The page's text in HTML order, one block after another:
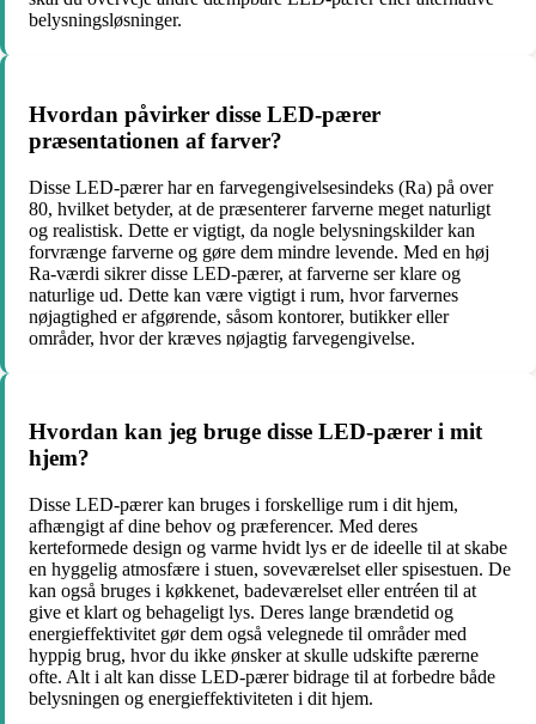
belysningsløsninger.
Hvordan påvirker disse LED-pærer
præsentationen af farver?
Disse LED-pærer har en farvegengivelsesindeks (Ra) på over
80, hvilket betyder, at de præsenterer farverne meget naturligt
og realistisk. Dette er vigtigt, da nogle belysningskilder kan
forvrænge farverne og gøre dem mindre levende. Med en høj
Ra-værdi sikrer disse LED-pærer, at farverne ser klare og
naturlige ud. Dette kan være vigtigt i rum, hvor farvernes
nøjagtighed er afgørende, såsom kontorer, butikker eller
områder, hvor der kræves nøjagtig farvegengivelse.
Hvordan kan jeg bruge disse LED-pærer i mit
hjem?
Disse LED-pærer kan bruges i forskellige rum i dit hjem,
afhængigt af dine behov og præferencer. Med deres
kerteformede design og varme hvidt lys er de ideelle til at skabe
en hyggelig atmosfære i stuen, soveværelset eller spisestuen. De
kan også bruges i køkkenet, badeværelset eller entréen til at
give et klart og behageligt lys. Deres lange brændetid og
energieffektivitet gør dem også velegnede til områder med
hyppig brug, hvor du ikke ønsker at skulle udskifte pærerne
ofte. Alt i alt kan disse LED-pærer bidrage til at forbedre både
belysningen og energieffektiviteten i dit hjem.